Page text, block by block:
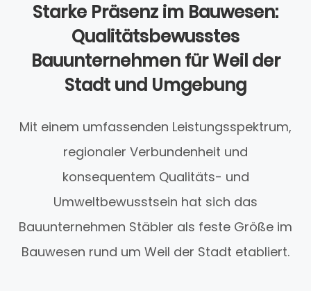
Starke Präsenz im Bauwesen:
Qualitätsbewusstes
Bauunternehmen für Weil der
Stadt und Umgebung
Mit einem umfassenden Leistungsspektrum,
regionaler Verbundenheit und
konsequentem Qualitäts- und
Umweltbewusstsein hat sich das
Bauunternehmen Stäbler als feste Größe im
Bauwesen rund um Weil der Stadt etabliert.